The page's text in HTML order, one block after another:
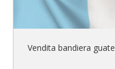
Vendita bandiera